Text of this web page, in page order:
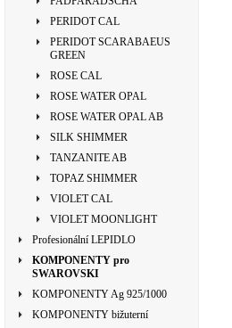
PERIDOT CAL
PERIDOT SCARABAEUS
GREEN
ROSE CAL
ROSE WATER OPAL
ROSE WATER OPAL AB
SILK SHIMMER
TANZANITE AB
TOPAZ SHIMMER
VIOLET CAL
VIOLET MOONLIGHT
Profesionální LEPIDLO
KOMPONENTY pro
SWAROVSKI
KOMPONENTY Ag 925/1000
KOMPONENTY bižuterní